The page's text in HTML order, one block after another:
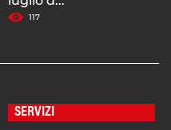
117
SERVIZI